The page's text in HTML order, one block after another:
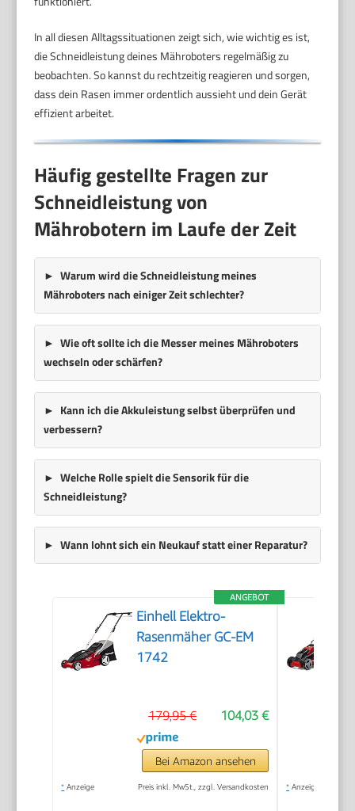
In all diesen Alltagssituationen zeigt sich, wie wichtig es ist,
die Schneidleistung deines Mähroboters regelmäßig zu
beobachten. So kannst du rechtzeitig reagieren und sorgen,
dass dein Rasen immer ordentlich aussieht und dein Gerät
effizient arbeitet.
Häufig gestellte Fragen zur
Schneidleistung von
Mährobotern im Laufe der Zeit
Warum wird die Schneidleistung meines
Mähroboters nach einiger Zeit schlechter?
Wie oft sollte ich die Messer meines Mähroboters
wechseln oder schärfen?
Kann ich die Akkuleistung selbst überprüfen und
verbessern?
Welche Rolle spielt die Sensorik für die
Schneidleistung?
Wann lohnt sich ein Neukauf statt einer Reparatur?
ANGEBOT
Einhell Elektro-
Rasenmäher GC-EM
1742
104,03 €
179,95 €
Bei Amazon ansehen
* Anzeige Preis inkl. MwSt., zzgl. Versandkosten * Anzeige